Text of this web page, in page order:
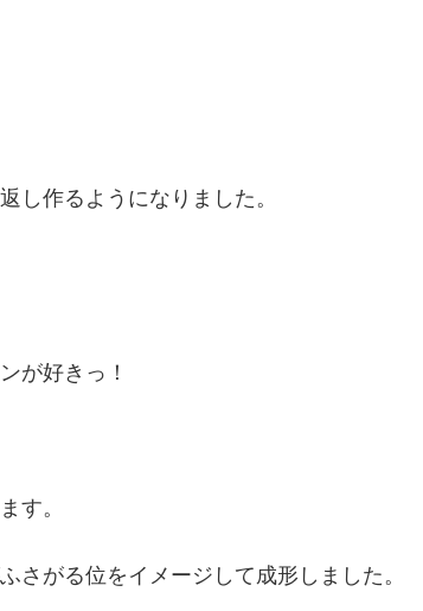
し作るようになりました。
が好きっ！
す。
がる位をイメージして成形しました。